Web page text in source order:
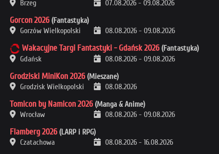
Brzeg
07.08.2026 - 09.08.2026
Gorcon 2026 (Fantastyka)
Gorzów Wielkopolski
08.08.2026 - 09.08.2026
Wakacyjne Targi Fantastyki - Gdańsk 2026 (Fantastyka)
Gdańsk
08.08.2026 - 09.08.2026
Grodziski MiniKon 2026 (Mieszane)
Grodzisk Wielkopolski
08.08.2026
Tomicon by Namicon 2026 (Manga & Anime)
Wrocław
08.08.2026 - 09.08.2026
Flamberg 2026 (LARP i RPG)
Czatachowa
08.08.2026 - 16.08.2026